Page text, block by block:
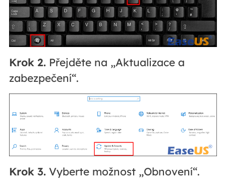
Krok 2.Přejděte na „Aktualizace a
zabezpečení“.
Krok 3.Vyberte možnost „Obnovení“.